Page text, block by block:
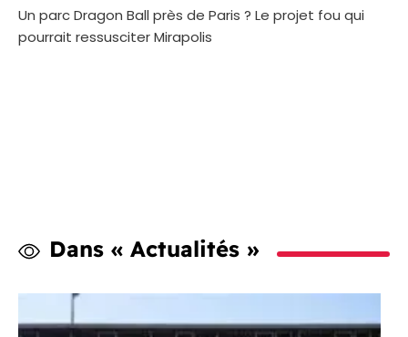
Un parc Dragon Ball près de Paris ? Le projet fou qui
pourrait ressusciter Mirapolis
Dans « Actualités »